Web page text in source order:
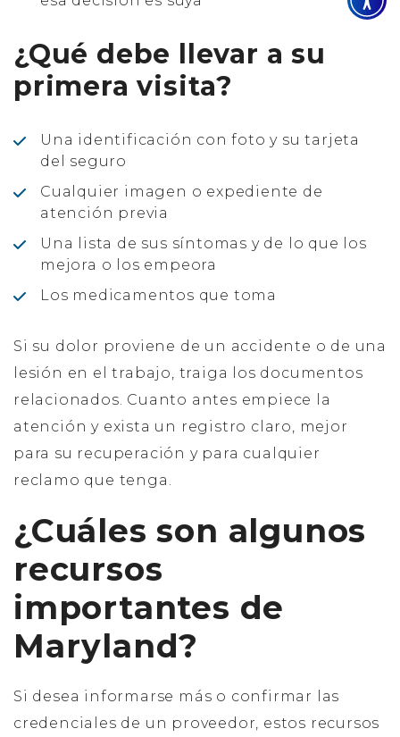
¿Qué debe llevar a su
primera visita?
Una identificación con foto y su tarjeta
del seguro
Cualquier imagen o expediente de
atención previa
Una lista de sus síntomas y de lo que los
mejora o los empeora
Los medicamentos que toma
Si su dolor proviene de un accidente o de una
lesión en el trabajo, traiga los documentos
relacionados. Cuanto antes empiece la
atención y exista un registro claro, mejor
para su recuperación y para cualquier
reclamo que tenga.
¿Cuáles son algunos
recursos
importantes de
Maryland?
Si desea informarse más o confirmar las
credenciales de un proveedor, estos recursos